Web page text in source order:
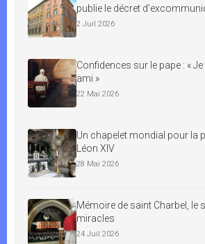
publie le décret
2 Juil 2026
Confidences sur le pape : «
ami »
22 Mai 2026
Un chapelet mondial pour la
Léon XIV
28 Mai 2026
Mémoire de saint Charbel, le
miracles
24 Juil 2026